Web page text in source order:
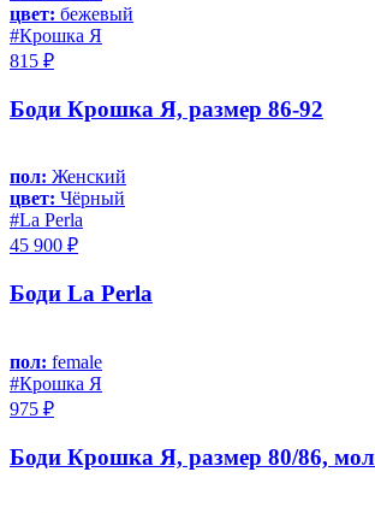
цвет: бежевый
#Крошка Я
815 ₽
Боди Крошка Я, размер 86-92
пол: Женский
цвет: Чёрный
#La Perla
45 900 ₽
Боди La Perla
пол: female
#Крошка Я
975 ₽
Боди Крошка Я, размер 80/86,